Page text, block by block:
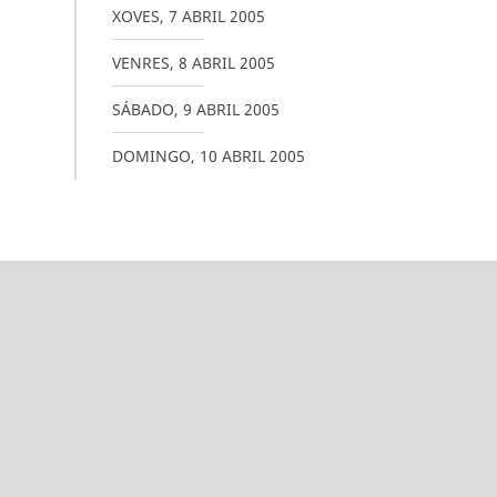
XOVES, 7 ABRIL 2005
VENRES, 8 ABRIL 2005
SÁBADO, 9 ABRIL 2005
DOMINGO, 10 ABRIL 2005